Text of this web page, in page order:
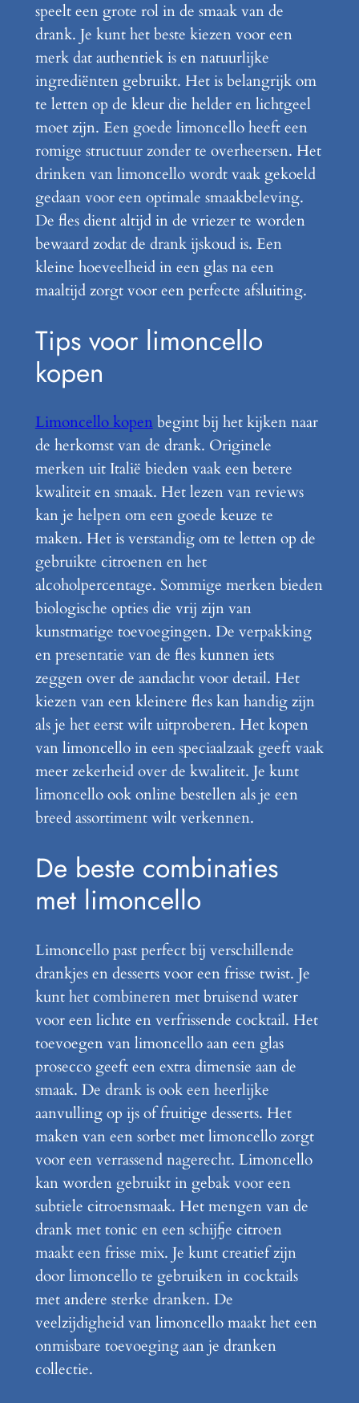
speelt een grote rol in de smaak van de
drank. Je kunt het beste kiezen voor een
merk dat authentiek is en natuurlijke
ingrediënten gebruikt. Het is belangrijk om
te letten op de kleur die helder en lichtgeel
moet zijn. Een goede limoncello heeft een
romige structuur zonder te overheersen. Het
drinken van limoncello wordt vaak gekoeld
gedaan voor een optimale smaakbeleving.
De fles dient altijd in de vriezer te worden
bewaard zodat de drank ijskoud is. Een
kleine hoeveelheid in een glas na een
maaltijd zorgt voor een perfecte afsluiting.
Tips voor limoncello
kopen
Limoncello kopenbegint bij het kijken naar
de herkomst van de drank. Originele
merken uit Italië bieden vaak een betere
kwaliteit en smaak. Het lezen van reviews
kan je helpen om een goede keuze te
maken. Het is verstandig om te letten op de
gebruikte citroenen en het
alcoholpercentage. Sommige merken bieden
biologische opties die vrij zijn van
kunstmatige toevoegingen. De verpakking
en presentatie van de fles kunnen iets
zeggen over de aandacht voor detail. Het
kiezen van een kleinere fles kan handig zijn
als je het eerst wilt uitproberen. Het kopen
van limoncello in een speciaalzaak geeft vaak
meer zekerheid over de kwaliteit. Je kunt
limoncello ook online bestellen als je een
breed assortiment wilt verkennen.
De beste combinaties
met limoncello
Limoncello past perfect bij verschillende
drankjes en desserts voor een frisse twist. Je
kunt het combineren met bruisend water
voor een lichte en verfrissende cocktail. Het
toevoegen van limoncello aan een glas
prosecco geeft een extra dimensie aan de
smaak. De drank is ook een heerlijke
aanvulling op ijs of fruitige desserts. Het
maken van een sorbet met limoncello zorgt
voor een verrassend nagerecht. Limoncello
kan worden gebruikt in gebak voor een
subtiele citroensmaak. Het mengen van de
drank met tonic en een schijfje citroen
maakt een frisse mix. Je kunt creatief zijn
door limoncello te gebruiken in cocktails
met andere sterke dranken. De
veelzijdigheid van limoncello maakt het een
onmisbare toevoeging aan je dranken
collectie.